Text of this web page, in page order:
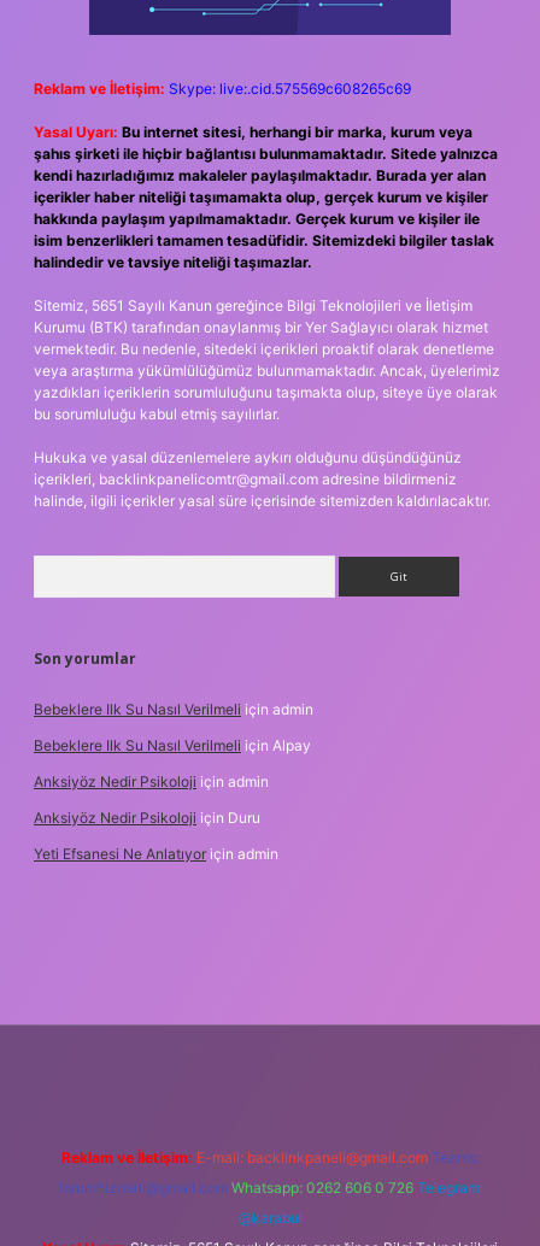
Reklam ve İletişim: Skype: live:.cid.575569c608265c69
Yasal Uyarı: Bu internet sitesi, herhangi bir marka, kurum veya
şahıs şirketi ile hiçbir bağlantısı bulunmamaktadır. Sitede yalnızca
kendi hazırladığımız makaleler paylaşılmaktadır. Burada yer alan
içerikler haber niteliği taşımamakta olup, gerçek kurum ve kişiler
hakkında paylaşım yapılmamaktadır. Gerçek kurum ve kişiler ile
isim benzerlikleri tamamen tesadüfidir. Sitemizdeki bilgiler taslak
halindedir ve tavsiye niteliği taşımazlar.
Sitemiz, 5651 Sayılı Kanun gereğince Bilgi Teknolojileri ve İletişim
Kurumu (BTK) tarafından onaylanmış bir Yer Sağlayıcı olarak hizmet
vermektedir. Bu nedenle, sitedeki içerikleri proaktif olarak denetleme
veya araştırma yükümlülüğümüz bulunmamaktadır. Ancak, üyelerimiz
yazdıkları içeriklerin sorumluluğunu taşımakta olup, siteye üye olarak
bu sorumluluğu kabul etmiş sayılırlar.
Hukuka ve yasal düzenlemelere aykırı olduğunu düşündüğünüz
içerikleri, backlinkpanelicomtr@gmail.com adresine bildirmeniz
halinde, ilgili içerikler yasal süre içerisinde sitemizden kaldırılacaktır.
Son yorumlar
Bebeklere Ilk Su Nasıl Verilmeli için admin
Bebeklere Ilk Su Nasıl Verilmeli için Alpay
Anksiyöz Nedir Psikoloji için admin
Anksiyöz Nedir Psikoloji için Duru
Yeti Efsanesi Ne Anlatıyor için admin
Reklam ve İletişim: E-mail: backlinkpaneli@gmail.com Teams:
forumhizmeti@gmail.com Whatsapp: 0262 606 0 726 Telegram:
@karabul